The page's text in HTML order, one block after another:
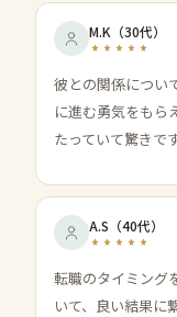
M.K （30代）
彼との関係につい
に進む勇気をもら
たっていて驚きです
A.S （40代）
転職のタイミング
いて、良い結果に